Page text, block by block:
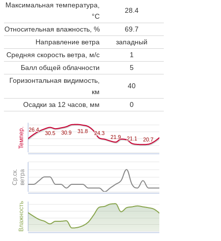
Максимальная температура,
°C
28.4
Относительная влажность, %
69.7
Направление ветра
западный
Средняя скорость ветра, м/с
1
Балл общей облачности
5
Горизонтальная видимость,
км
40
Осадки за 12 часов, мм 0
Темпер.
Ср.ск.ветра
Влажность
26.4
26.4
30.5
30.5 30.9
30.9 31.8
31.8 24.3
24.3
21.9
21.9 21.1
21.1 20.7
20.7